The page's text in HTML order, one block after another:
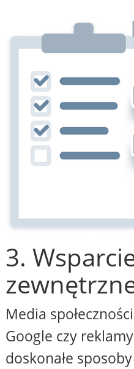
3.
Media
Google czy
doskonałe